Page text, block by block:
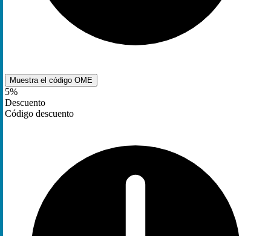
Muestra el código OME
5%
Descuento
Código descuento